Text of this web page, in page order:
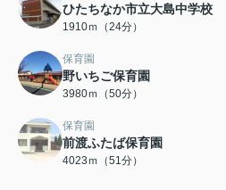
ひたちなか市立大島中学校
1910ｍ（24分）
保育園
野いちご保育園
3980ｍ（50分）
保育園
前渡ふたば保育園
4023ｍ（51分）